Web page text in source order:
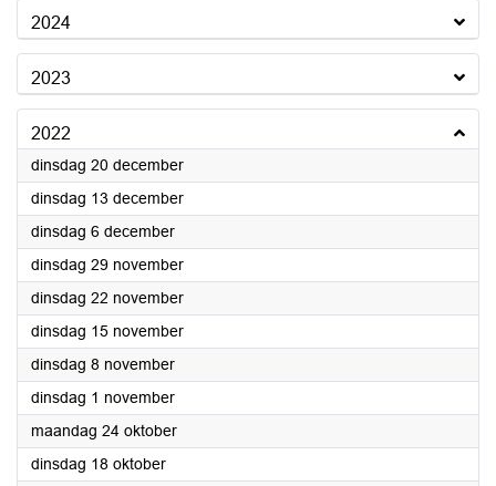
2024
2023
2022
dinsdag 20 december2022
dinsdag 13 december2022
dinsdag 6 december2022
dinsdag 29 november2022
dinsdag 22 november2022
dinsdag 15 november2022
dinsdag 8 november2022
dinsdag 1 november2022
maandag 24 oktober2022
dinsdag 18 oktober2022